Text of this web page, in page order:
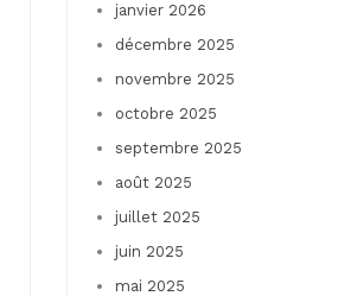
janvier 2026
décembre 2025
novembre 2025
octobre 2025
septembre 2025
août 2025
juillet 2025
juin 2025
mai 2025